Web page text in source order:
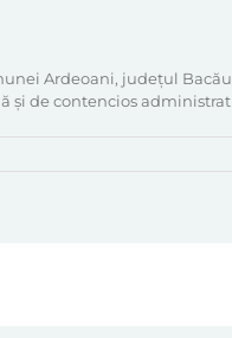
Ardeoani, județul
și de contencios